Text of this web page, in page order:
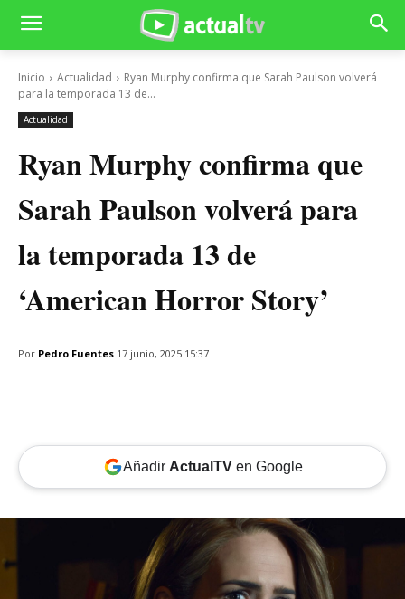
Inicio Actualidad
Ryan Murphy confirma que Sarah Paulson volverá
para la temporada 13 de...
Actualidad
Ryan Murphy confirma que
Sarah Paulson volverá para
la temporada 13 de
‘American Horror Story’
Por Pedro Fuentes 17 junio, 2025 15:37
Añadir ActualTVen Google